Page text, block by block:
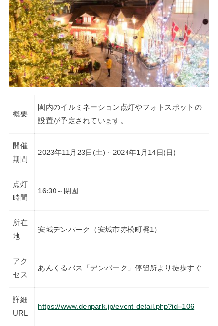
概要
園内のイルミネーション点灯やフォトスポットの
設置が予定されています。
開催
期間
2023年11月23日(土)～2024年1月14日(日)
点灯
時間
16:30～閉園
所在
地
安城デンパーク（安城市赤松町梶1）
アク
セス
あんくるバス「デンパーク」停留所より徒歩すぐ
詳細
URL
https://www.denpark.jp/event-detail.php?id=106